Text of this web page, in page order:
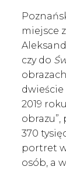
miejsce
czy do
2019
obrazu”,
370
portret
osób, a